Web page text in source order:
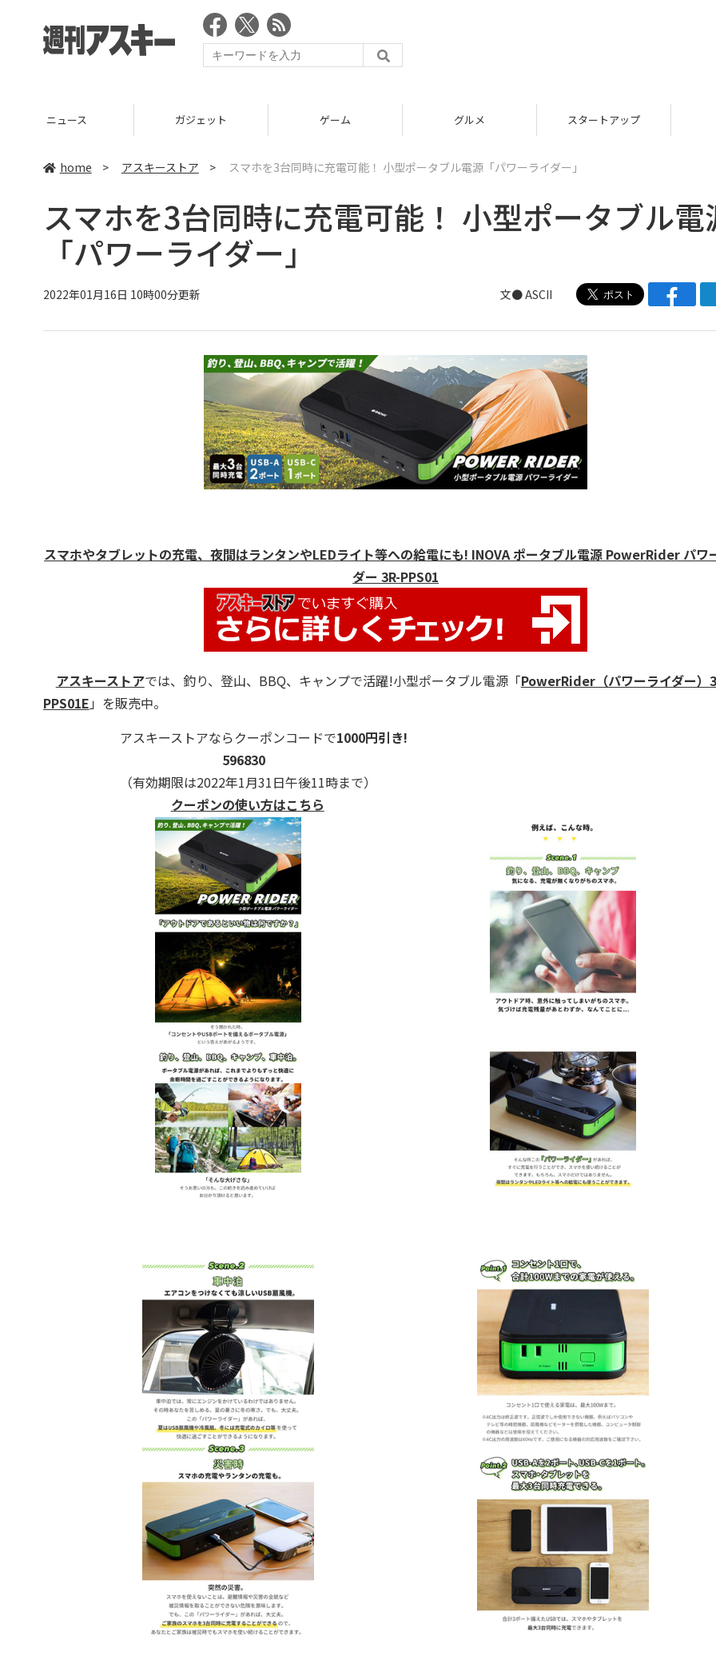
ニュース ガジェット ゲーム グルメ スタートアップ
home > アスキーストア > スマホを3台同時に充電可能！ 小型ポータブル電源「パワーライダー」
スマホを3台同時に充電可能！ 小型ポータブル電
「パワーライダー」
2022年01月16日 10時00分更新 文● ASCII
スマホやタブレットの充電、夜間はランタンやLEDライト等への給電にも! INOVA ポータブル電源 PowerRider パワ
ダー 3R-PPS01
アスキーストアでは、釣り、登山、BBQ、キャンプで活躍!小型ポータブル電源「PowerRider（パワーライダー）
PPS01E 」を販売中。
アスキーストアならクーポンコードで1000円引き!
596830
（有効期限は2022年1月31日午後11時まで）
クーポンの使い方はこちら